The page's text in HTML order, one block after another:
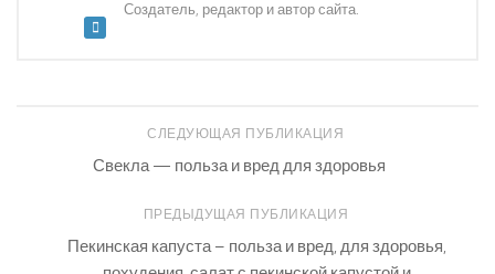
Создатель, редактор и автор сайта.
СЛЕДУЮЩАЯ ПУБЛИКАЦИЯ
Свекла — польза и вред для здоровья
ПРЕДЫДУЩАЯ ПУБЛИКАЦИЯ
Пекинская капуста – польза и вред, для здоровья,